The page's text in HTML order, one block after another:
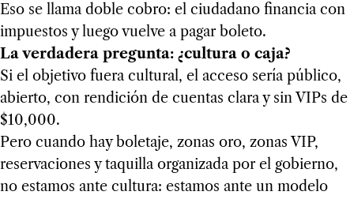
Eso se llama doble cobro: el ciudadano financia con
impuestos y luego vuelve a pagar boleto.
La verdadera pregunta: ¿cultura o caja?
Si el objetivo fuera cultural, el acceso sería público,
abierto, con rendición de cuentas clara y sin VIPs de
$10,000.
Pero cuando hay boletaje, zonas oro, zonas VIP,
reservaciones y taquilla organizada por el gobierno,
no estamos ante cultura: estamos ante un modelo